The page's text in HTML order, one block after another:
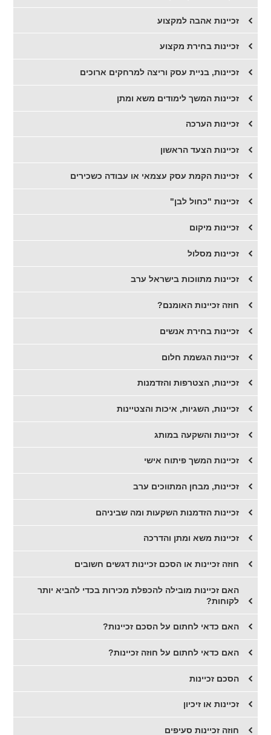
זכיינות אהבה למקצוע
זכיינות בחירת מקצוע
זכיינות, בניית עסק וריצה למרחקים ארוכים
זכיינות המשך לימודים משא ומתן
זכיינות הערכה
זכיינות הצעד הראשון
זכיינות הקמת עסק עצמאי או עבודה כשכירים
זכיינות "כחול לבן"
זכיינות מיקום
זכיינות מסלול
זכיינות מתווכות בישראל ערב
חוזה זכיינות האומנם?
זכיינות בחירת אנשים
זכיינות הגשמת חלום
זכיינות, הצטרפות והזדמנות
זכיינות, השגיות, איכות והצטיינות
זכיינות והשקעה במותג
זכיינות המשך פיתוח אישי
זכיינות, מבחן המתווכים ערב
זכיינות הזדמנות השקעות ומה שביניהם
זכיינות משא ומתן והדרכה
חוזה זכיינות או הסכם זכיינות דגשים חשובים
​האם זכיינות מובילה להכפלת מכירות בכדי להביא יותר
לקוחות?
האם כדאי לחתום על הסכם זכיינות?
האם כדאי לחתום על חוזה זכיינות?
​הסכם זכיינות
​זכיינות או זיכיון
חוזה זכיינות סעיפים